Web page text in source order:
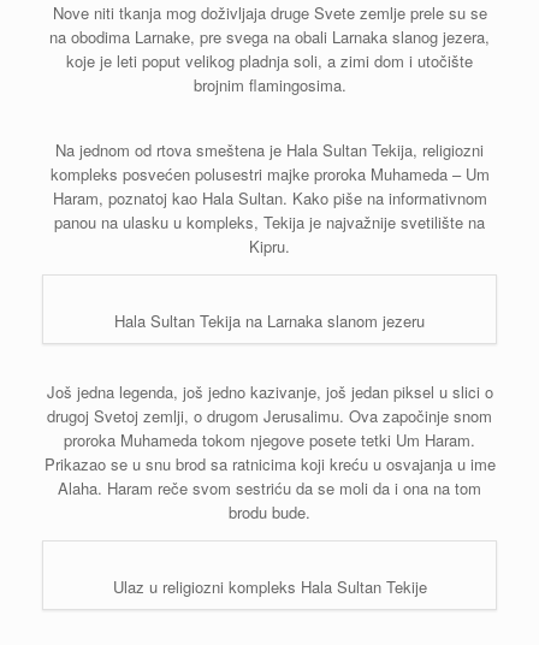
Nove niti tkanja mog doživljaja druge Svete zemlje prele su se
na obodima Larnake, pre svega na obali Larnaka slanog jezera,
koje je leti poput velikog pladnja soli, a zimi dom i utočište
brojnim flamingosima.
Na jednom od rtova smeštena je Hala Sultan Tekija, religiozni
kompleks posvećen polusestri majke proroka Muhameda – Um
Haram, poznatoj kao Hala Sultan. Kako piše na informativnom
panou na ulasku u kompleks, Tekija je najvažnije svetilište na
Kipru.
Hala Sultan Tekija na Larnaka slanom jezeru
Još jedna legenda, još jedno kazivanje, još jedan piksel u slici o
drugoj Svetoj zemlji, o drugom Jerusalimu. Ova započinje snom
proroka Muhameda tokom njegove posete tetki Um Haram.
Prikazao se u snu brod sa ratnicima koji kreću u osvajanja u ime
Alaha. Haram reče svom sestriću da se moli da i ona na tom
brodu bude.
Ulaz u religiozni kompleks Hala Sultan Tekije